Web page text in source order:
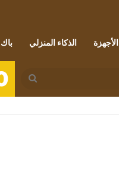
الأجهزة الذكاء المنزلي
بحث
عن